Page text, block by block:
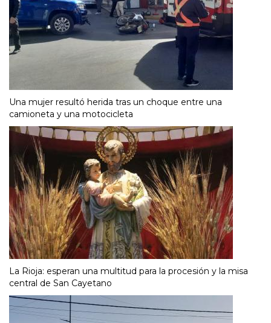
Una mujer resultó herida tras un choque entre una
camioneta y una motocicleta
La Rioja: esperan una multitud para la procesión y la misa
central de San Cayetano